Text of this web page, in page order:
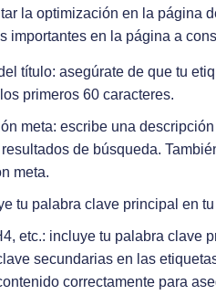
la optimización en la página
importantes en la página a
título: asegúrate de que tu
primeros 60 caracteres.
meta: escribe una
de búsqueda.
meta.
tu palabra clave principal en
etc.: incluye tu palabra clave
secundarias en las
correctamente para